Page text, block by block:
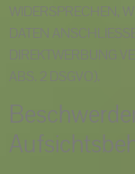
WIDERSPRECHEN,
DATEN
DIREKTWERBUNG
ABS. 2 DSGVO).